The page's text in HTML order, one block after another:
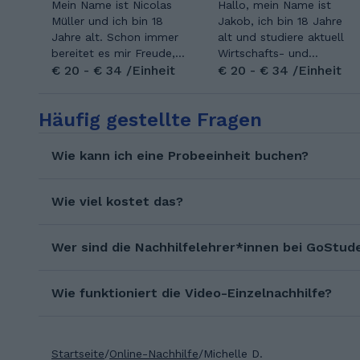
Mein Name ist Nicolas
Müller und ich bin 18
Jahre alt. Schon immer
bereitet es mir Freude,
mein Wissen zu
Mathematik und Physik.
Mein Ansatz ist es, so
anschaulich wie möglich
zu motivitieren. Ich war
Klasse der Volksschule
abgeschlossen. Die vier
€ 20 - € 34 /Einheit
Hallo, mein Name ist
Jakob, ich bin 18 Jahre
alt und studiere aktuell
Wirtschafts- und
Sozialwissenschaften an
Schulzeit habe ich
gemerkt, dass mir nicht
nur das Lernen selbst
Mathematik, Chemie,
– Fächer, die mir viel
€ 20 - € 34 /Einheit
Häufig gestellte Fragen
Wie kann ich eine Probeeinheit buchen?
Wie viel kostet das?
Wer sind die Nachhilfelehrer*innen bei
Wie funktioniert die Video-Einzelnachhilfe?
Startseite/Online-Nachhilfe/Michelle D.